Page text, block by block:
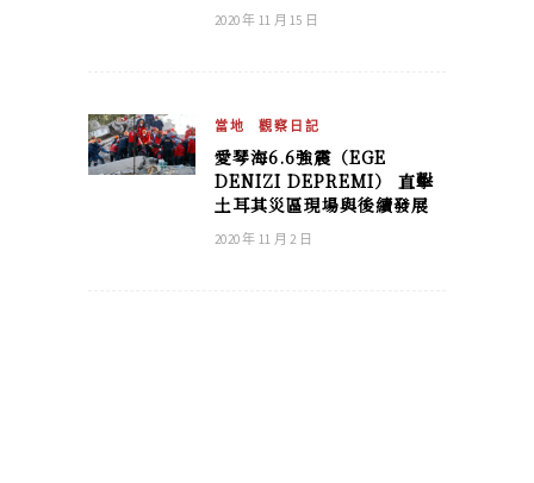
2020 年 11 月 15 日
當地 觀察日記
愛琴海6.6強震（EGE
DENIZI DEPREMI） 直擊
土耳其災區現場與後續發展
2020 年 11 月 2 日